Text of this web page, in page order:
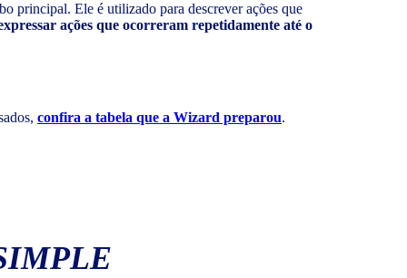
principal. Ele é utilizado para descrever ações que
ações que ocorreram repetidamente até o
confira a tabela que a Wizard preparou.